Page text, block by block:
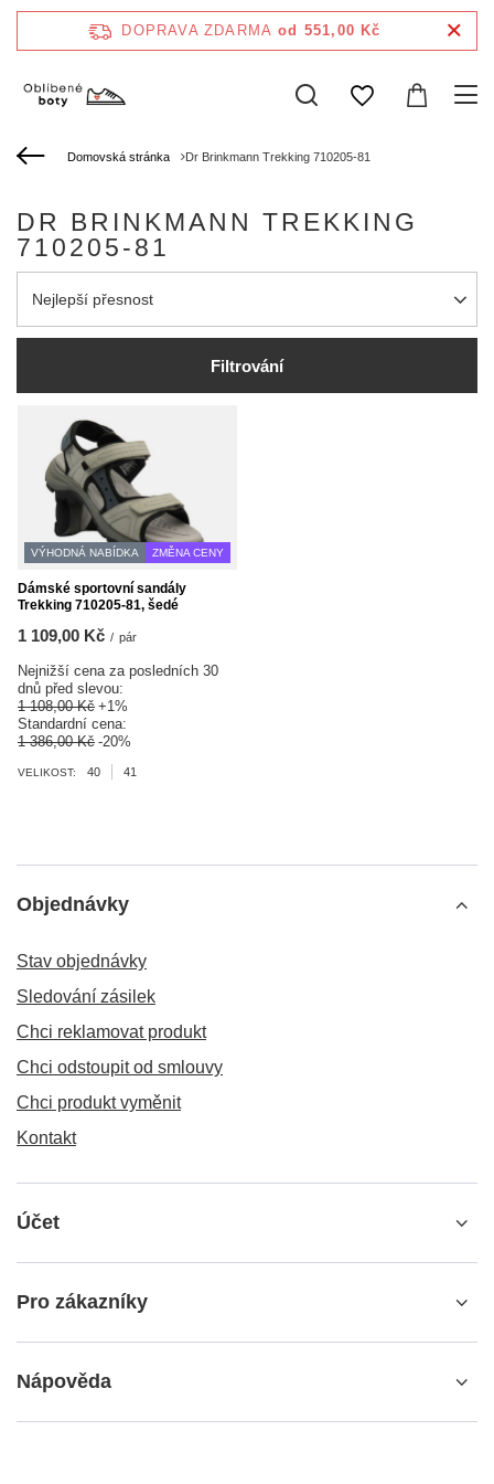
DOPRAVA ZDARMA od 551,00 Kč
Domovská stránka Dr Brinkmann Trekking 710205-81
DR BRINKMANN TREKKING
710205-81
Zmień sortowanie
Nejlepší přesnost
Filtrování
VÝHODNÁ NABÍDKA ZMĚNA CENY
Dámské sportovní sandály
Trekking 710205-81, šedé
1 109,00 Kč / pár
Nejnižší cena za posledních 30
dnů před slevou:
1 108,00 Kč +1%
Standardní cena:
1 386,00 Kč -20%
VELIKOST: 40 41
Objednávky
Stav objednávky
Sledování zásilek
Chci reklamovat produkt
Chci odstoupit od smlouvy
Chci produkt vyměnit
Kontakt
Účet
Pro zákazníky
Nápověda